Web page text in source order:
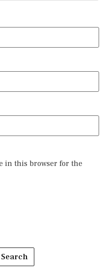
in this browser for the